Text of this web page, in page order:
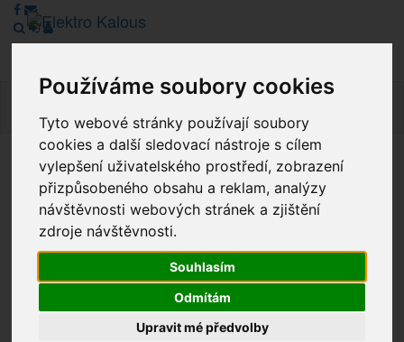
Používáme soubory cookies
Tyto webové stránky používají soubory
cookies a další sledovací nástroje s cílem
vylepšení uživatelského prostředí, zobrazení
přizpůsobeného obsahu a reklam, analýzy
návštěvnosti webových stránek a zjištění
zdroje návštěvnosti.
Souhlasím
Odmítám
Upravit mé předvolby
Vážení zákazníci, v tuto chvíli je Náš internetový obchod v
režimu Katalogu. Objednávky on-line nyní nelze vyřídit.
Děkujeme za pochopení.
Výprodej